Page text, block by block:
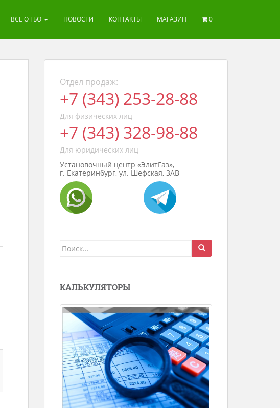
ВСЁ О ГБО НОВОСТИ КОНТАКТЫ МАГАЗИН 0
Отдел продаж:
+7 (343) 253-28-88
Для физических лиц
+7 (343) 328-98-88
Для юридических лиц
Установочный центр «ЭлитГаз»,
г. Екатеринбург, ул. Шефская, 3АВ
Поиск
КАЛЬКУЛЯТОРЫ